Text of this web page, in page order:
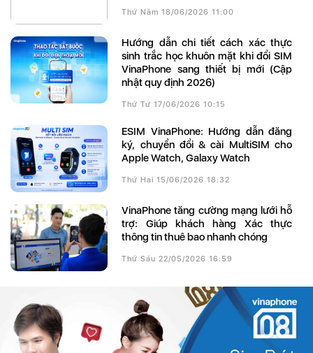
Thứ Năm 18/06/2026 11:00
Hướng dẫn chi tiết cách xác thực
sinh trắc học khuôn mặt khi đổi SIM
VinaPhone sang thiết bị mới (Cập
nhật quy định 2026)
Thứ Tư 17/06/2026 10:15
eSIM VinaPhone: Hướng dẫn đăng
ký, chuyển đổi & cài MultiSIM cho
Apple Watch, Galaxy Watch
Thứ Hai 15/06/2026 18:32
VinaPhone tăng cường mạng lưới hỗ
trợ: Giúp khách hàng Xác thực
thông tin thuê bao nhanh chóng
Thứ Sáu 22/05/2026 16:59